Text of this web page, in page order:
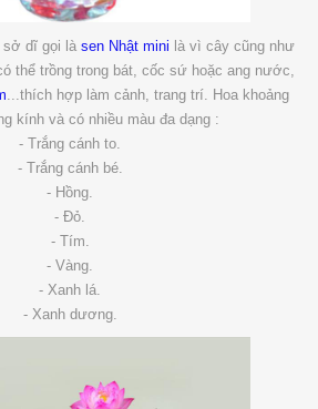
sở dĩ gọi là sen Nhật mini là vì cây cũng như
thể trồng trong bát, cốc sứ hoặc ang nước,
...thích hợp làm cảnh, trang trí. Hoa khoảng
kính và có nhiều màu đa dạng :
- Trắng cánh to.
- Trắng cánh bé.
- Hồng.
- Đỏ.
- Tím.
- Vàng.
- Xanh lá.
- Xanh dương.